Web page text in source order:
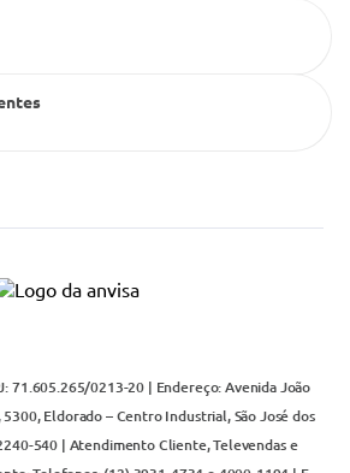
71.605.265/0213-20 | Endereço: Avenida João
5300, Eldorado – Centro Industrial, São José dos
540 | Atendimento Cliente, Televendas e